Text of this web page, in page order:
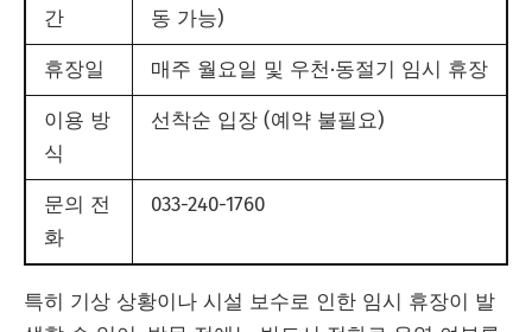
간
동 가능)
휴장일 매주 월요일 및 우천·동절기 임시 휴장
이용 방
식
선착순 입장 (예약 불필요)
문의 전
화
033-240-1760
특히 기상 상황이나 시설 보수로 인한 임시 휴장이 발